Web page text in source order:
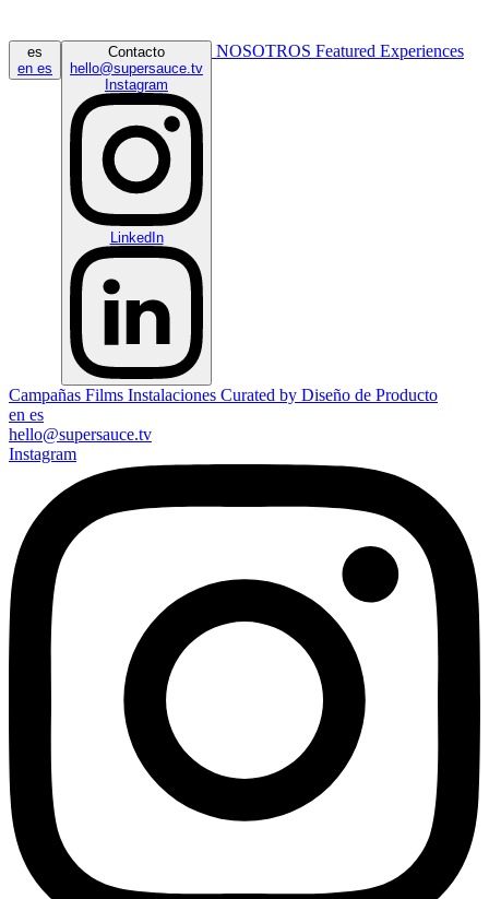
es
en es
Contacto
hello@supersauce.tv
Instagram
LinkedIn
NOSOTROS Featured Experiences
Campañas Films Instalaciones Curated by Diseño de Producto
en es
hello@supersauce.tv
Instagram